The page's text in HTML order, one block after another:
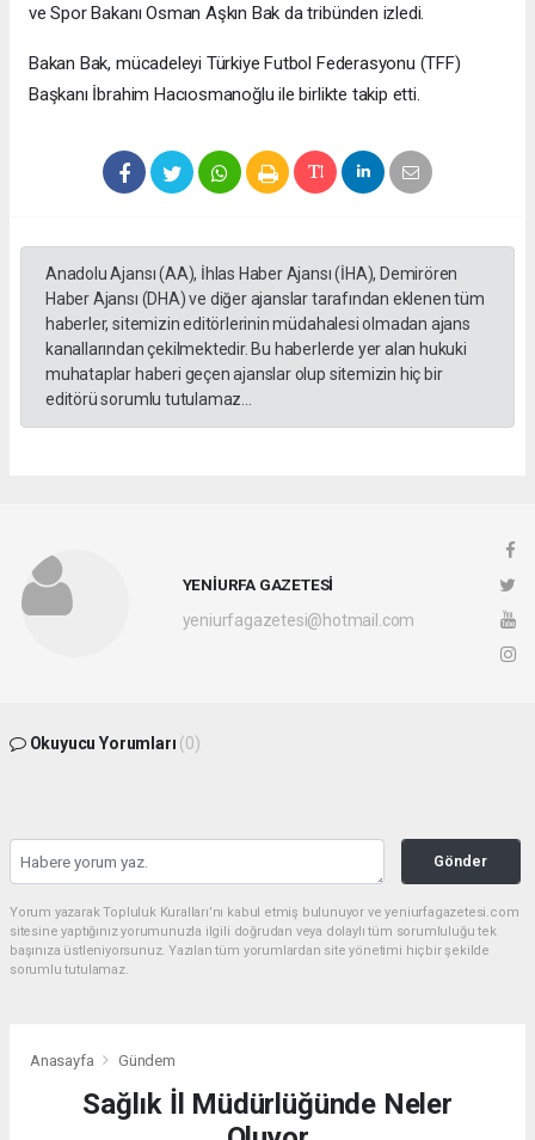
ve Spor Bakanı Osman Aşkın Bak da tribünden izledi.
Bakan Bak, mücadeleyi Türkiye Futbol Federasyonu (TFF)
Başkanı İbrahim Hacıosmanoğlu ile birlikte takip etti.
Anadolu Ajansı (AA), İhlas Haber Ajansı (İHA), Demirören
Haber Ajansı (DHA) ve diğer ajanslar tarafından eklenen tüm
haberler, sitemizin editörlerinin müdahalesi olmadan ajans
kanallarından çekilmektedir. Bu haberlerde yer alan hukuki
muhataplar haberi geçen ajanslar olup sitemizin hiç bir
editörü sorumlu tutulamaz...
YENİURFA GAZETESİ
yeniurfagazetesi@hotmail.com
Okuyucu Yorumları (0)
Gönder
Yorum yazarak Topluluk Kuralları’nı kabul etmiş bulunuyor ve yeniurfagazetesi.com
sitesine yaptığınız yorumunuzla ilgili doğrudan veya dolaylı tüm sorumluluğu tek
başınıza üstleniyorsunuz. Yazılan tüm yorumlardan site yönetimi hiçbir şekilde
sorumlu tutulamaz.
Anasayfa Gündem
Sağlık İl Müdürlüğünde Neler